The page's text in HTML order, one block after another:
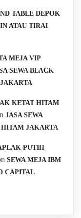
TABLE DEPOK
ATAU TIRAI
MEJA VIP
SEWA BLACK
KETAT HITAM
JASA SEWA
JAKARTA
PUTIH
SEWA MEJA IBM
CAPITAL